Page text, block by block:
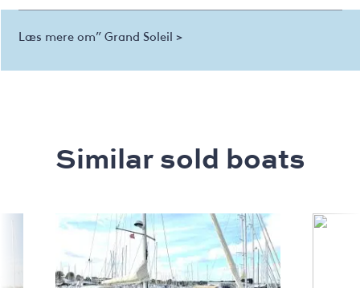
Læs mere om” Grand Soleil >
Similar sold boats